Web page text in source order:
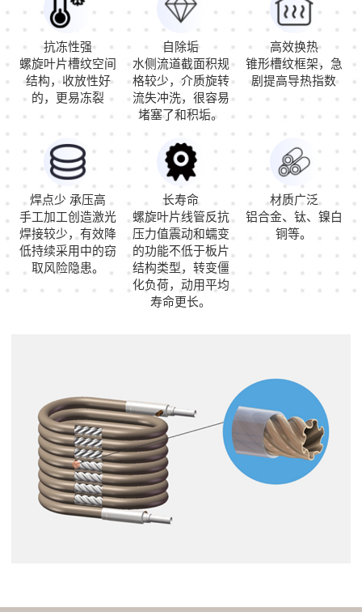
抗冻性强
螺旋叶片槽纹空间
结构，收放性好
的，更易冻裂
自除垢
水侧流道截面积规
格较少，介质旋转
流失冲洗，很容易
堵塞了和积垢。
高效换热
锥形槽纹框架，急
剧提高导热指数
焊点少 承压高
手工加工创造激光
焊接较少，有效降
低持续采用中的窃
取风险隐患。
长寿命
螺旋叶片线管反抗
压力值震动和蠕变
的功能不低于板片
结构类型，转变僵
化负荷，动用平均
寿命更长。
材质广泛
铝合金、钛、镍白
铜等。